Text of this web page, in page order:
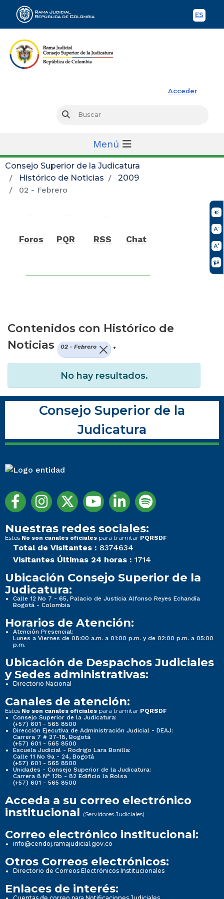
ES
Acceder
Buscar
Menú
Consejo Superior de la Judicatura
Histórico de Noticias
2009
02 - Febrero
Foros PQR RSS Chat
Contenidos con Histórico de
Noticias
02 - Febrero .
No hay resultados.
Consejo Superior de la
Judicatura
Nuestras redes sociales:
Estos No son canales oficiales para tramitar PQRSDF
Total de Visitantes : 8374634
Visitantes Últimas 24 horas : 1714
Ubicación Consejo Superior de la
Judicatura:
Calle 12 No 7 - 65, Palacio de Justicia Alfonso Reyes Echandía
Bogotá - Colombia
Horarios de Atención:
Atención Presencial:
Lunes a Viernes de 08:00 a.m. a 01:00 p.m. y de 02:00 p.m. a 05:00
p.m.
Ubicación de Despachos Judiciales
y Sedes administrativas:
Directorio Nacional
Canales de atención:
Estos No son canales oficiales para tramitar PQRSDF
Consejo Superior de la Judicatura:
(+57) 601 - 565 8500
Dirección Ejecutiva de Administración Judicial - DEAJ:
Carrera 7 # 27-18, Bogotá
(+57) 601 - 565 8500
Escuela Judicial - Rodrigo Lara Bonilla:
Calle 11 No 9a - 24, Bogotá
(+57) 601 - 565 8500
Unidades - Consejo Superior de la Judicatura:
Carrera 8 N° 12b - 82 Edificio la Bolsa
(+57) 601 - 565 8500
Acceda a su correo electrónico
institucional (Servidores Judiciales)
Correo electrónico institucional:
info@cendoj.ramajudicial.gov.co
Otros Correos electrónicos:
Directorio de Correos Electrónicos Institucionales
Enlaces de interés: